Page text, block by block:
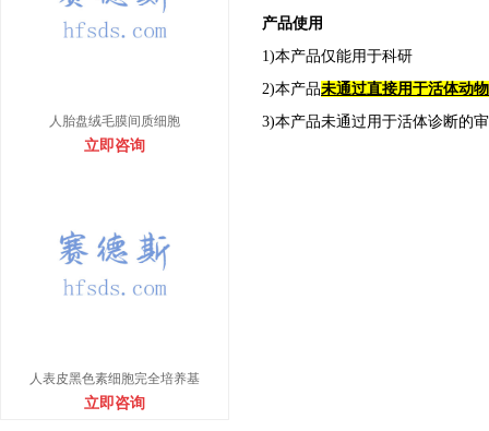
人胎盘绒毛膜间质细胞
立即咨询
人表皮黑色素细胞完全培养基
立即咨询
产品使用
1)本产品仅能用于科研
2)本产品未通过直接用于活体动
3)本产品未通过用于活体诊断的